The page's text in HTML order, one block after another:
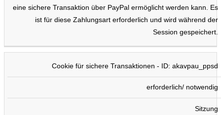
eine sichere Transaktion über PayPal ermöglicht werden kann. Es
ist für diese Zahlungsart erforderlich und wird während der
Session gespeichert.
Cookie für sichere Transaktionen - ID: akavpau_ppsd
erforderlich/ notwendig
Sitzung